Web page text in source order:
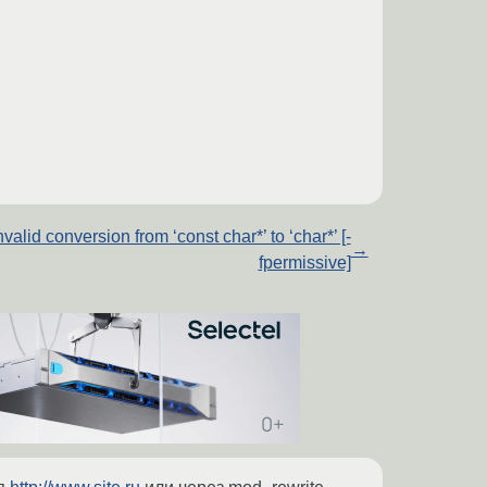
conversion from ‘const char*’ to ‘char*’ [-
fpermissive]
→